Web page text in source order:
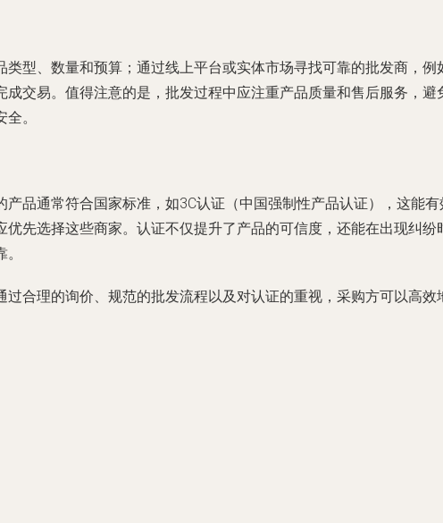
型、数量和预算；通过线上平台或实体市场寻找可靠的批发商，
交易。值得注意的是，批发过程中应注重产品质量和售后服务，
。
品通常符合国家标准，如3C认证（中国强制性产品认证），这能有
先选择这些商家。认证不仅提升了产品的可信度，还能在出现纠
合理的询价、规范的批发流程以及对认证的重视，采购方可以高